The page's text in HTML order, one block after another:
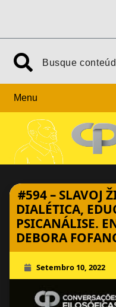
Search
Menu
#594 – SLAVOJ
DIALÉTICA,
PSICANÁLISE.
DEBORA
Setembro 10, 2022